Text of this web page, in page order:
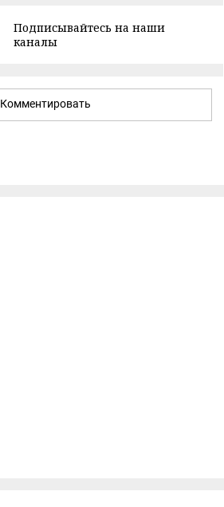
Подписывайтесь на наши
каналы
Комментировать